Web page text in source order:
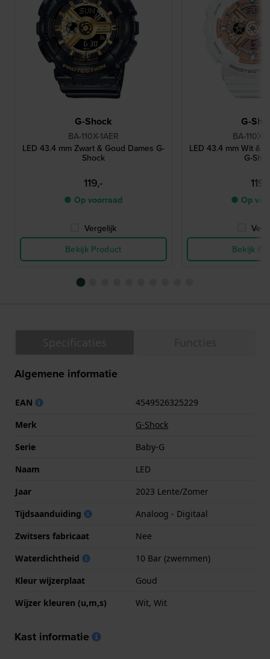
G-Shock
BA-110X-1AER
LED 43.4 mm Zwart & Goud Dames G-
Shock
119,-
● Op voorraad
Vergelijk
Bekijk Product
G-
BA-110X-
LED 43.4 mm Wit &
G-
119,-
● Op
Bekijk
Algemene informatie
EAN
4549526325229
Merk
G-Shock
Serie
Baby-G
Naam
LED
Jaar
2023 Lente/Zomer
Tijdsaanduiding
Analoog - Digitaal
Zwitsers fabricaat
Nee
Waterdichtheid
10 Bar (zwemmen)
Kleur wijzerplaat
Goud
Wijzer kleuren (u,m,s)
Wit, Wit
Kast informatie